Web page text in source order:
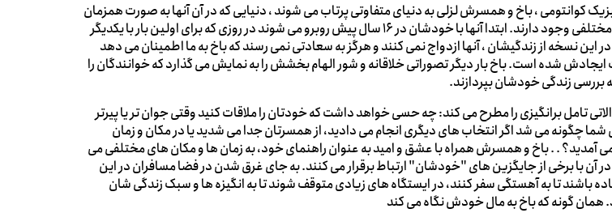
کوانتومی ، باخ و همسرش لزلی به دنیای متفاوتی پرتاب می شوند ، دنیایی که در آن آنها به صورت همزمان
در تجسم های مختلفی وجود دارند. ابتدا آنها با خودشان در 16 سال پیش روبرو می شوند در روزی که برای اولین بار با یکدیگر
این نسخه از زندگیشان ، آنها ازدواج نمی کنند و هرگز به سعادتی نمی رسند که باخ به ما اطمینان می دهد
ایجادش شده است. باخ بار دیگر تصوراتی خلاقانه و شور الهام بخشش را به نمایش می گذارد که خوانندگان را
بررسی زندگی خودشان بپردازند.
تامل برانگیزی را مطرح می کند: چه حسی خواهد داشت که خودتان را ملاقات کنید وقتی جوان تر یا پیرتر
چگونه می شد اگر انتخاب های دیگری انجام می دادید، از همسرتان جدا می شدید یا در مکان و زمان
می آمدید؟ . . باخ و همسرش همراه با عشق و امید به عنوان راهنمای خود، به زمان ها و مکان های مختلفی می
در آن با برخی از جایگزین های "خودشان" ارتباط برقرار می کنند. به جای غرق شدن در فضا مسافران در این
باشند تا به آهستگی سفر کنند، در ایستگاه های زیادی متوقف شوند تا به انگیزه ها و سبک زندگی شان
همان گونه که باخ به مال خودش نگاه می کند